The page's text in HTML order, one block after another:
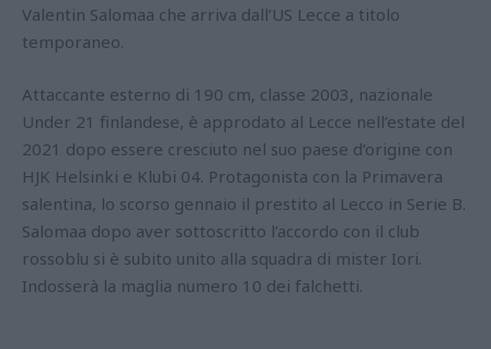
Valentin Salomaa che arriva dall’US Lecce a titolo
temporaneo.
Attaccante esterno di 190 cm, classe 2003, nazionale
Under 21 finlandese, è approdato al Lecce nell’estate del
2021 dopo essere cresciuto nel suo paese d’origine con
HJK Helsinki e Klubi 04. Protagonista con la Primavera
salentina, lo scorso gennaio il prestito al Lecco in Serie B.
Salomaa dopo aver sottoscritto l’accordo con il club
rossoblu si è subito unito alla squadra di mister Iori.
Indosserà la maglia numero 10 dei falchetti.